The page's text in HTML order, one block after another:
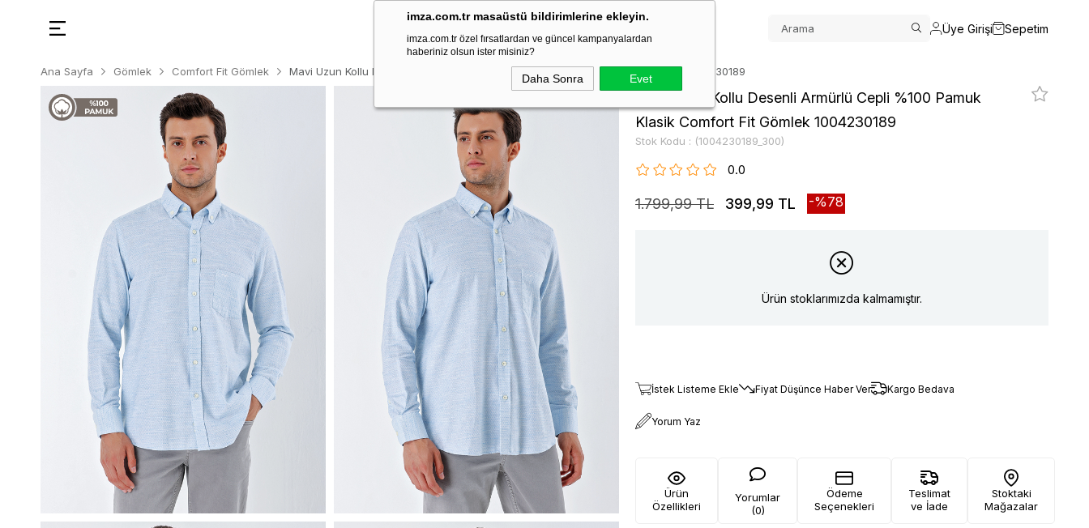
imza.com.tr masaüstü bildirimlerine ekleyin.
imza.com.tr özel fırsatlardan ve güncel kampanyalardan
haberiniz olsun ister misiniz?
Daha Sonra Evet
Üye Girişi Sepetim
Ana Sayfa Gömlek Comfort Fit Gömlek Mavi Uzun Kollu Desenli Armürlü Cepli %100 Pamuk Klasik Comfort Fit Gömlek 1004230189
Mavi Uzun Kollu Desenli Armürlü Cepli %100 Pamuk
Klasik Comfort Fit Gömlek 1004230189
Stok Kodu (1004230189_300)
0.0
1.799,99 TL 399,99 TL 78
Ürün stoklarımızda kalmamıştır.
İstek Listeme Ekle Fiyat Düşünce Haber Ver Kargo Bedava
Yorum Yaz
Ürün
Özellikleri
Yorumlar
(0)
Ödeme
Seçenekleri
Teslimat
ve İade
Stoktaki
Mağazalar